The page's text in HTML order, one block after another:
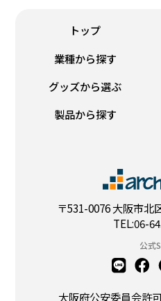
〒531-0076 大阪市北
TEL:06-
公式
大阪府公安委員会許
トップ
業種から探す
グッズから選ぶ
製品から探す